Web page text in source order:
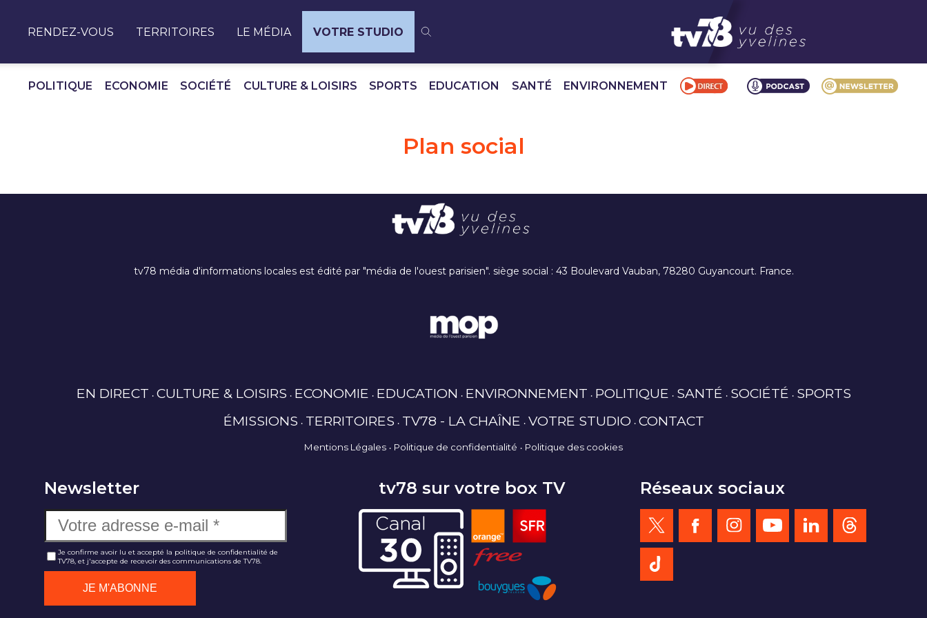
RENDEZ-VOUS TERRITOIRES LE MÉDIA VOTRE STUDIO
POLITIQUE ECONOMIE SOCIÉTÉ CULTURE & LOISIRS SPORTS EDUCATION SANTÉ ENVIRONNEMENT
Plan social
tv78 média d'informations locales est édité par "média de l'ouest parisien". siège social : 43 Boulevard Vauban, 78280 Guyancourt. France.
EN DIRECT CULTURE & LOISIRS ECONOMIE EDUCATION ENVIRONNEMENT POLITIQUE SANTÉ SOCIÉTÉ SPORTS
ÉMISSIONS TERRITOIRES TV78 - LA CHAÎNE VOTRE STUDIO CONTACT
Mentions Légales Politique de confidentialité Politique des cookies
Newsletter
Je confirme avoir lu et accepté la politique de confidentialité de
TV78, et j'accepte de recevoir des communications de TV78.
tv78 sur votre box TV Réseaux sociaux